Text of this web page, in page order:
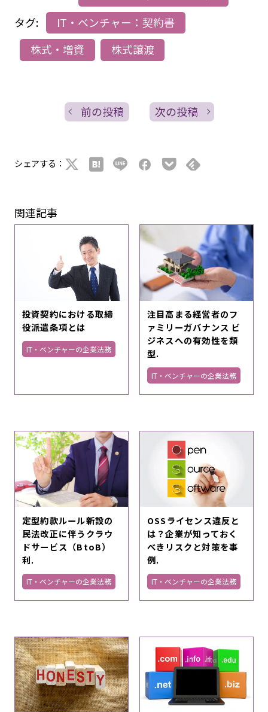
タグ:
IT・ベンチャー：契約書
株式・増資
株式譲渡
前の投稿 次の投稿
シェアする：
関連記事
投資契約における取締
役派遣条項とは
IT・ベンチャーの企業法務
注目高まる経営者のフ
ァミリーガバナンス ビ
ジネスへの有効性を類
型.
IT・ベンチャーの企業法務
定型約款ルール新設の
民法改正に伴うクラウ
ドサービス（BtoB）
利.
IT・ベンチャーの企業法務
OSSライセンス違反と
は？企業が知っておく
べきリスクと対策を事
例.
IT・ベンチャーの企業法務